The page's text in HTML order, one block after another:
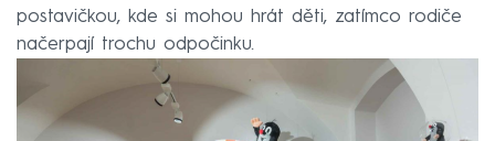
postavičkou, kde si mohou hrát děti, zatímco rodiče
načerpají trochu odpočinku.